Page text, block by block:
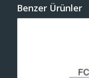
Benzer Ürünler